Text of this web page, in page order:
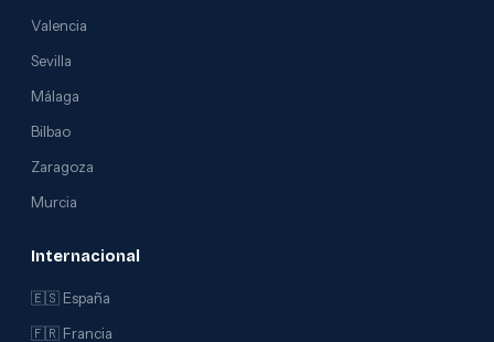
Valencia
Sevilla
Málaga
Bilbao
Zaragoza
Murcia
Internacional
🇪🇸 España
🇫🇷 Francia